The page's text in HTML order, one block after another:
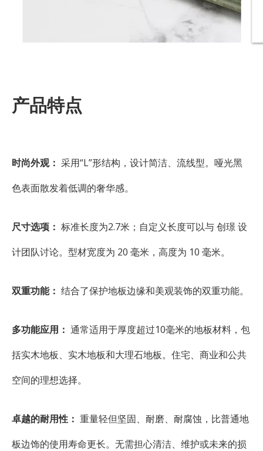
产品特点
时尚外观： 采用“L”形结构，设计简洁、流线型。哑光黑
色表面散发着低调的奢华感。
尺寸选项： 标准长度为2.7米；自定义长度可以与 创璟 设
计团队讨论。型材宽度为 20 毫米，高度为 10 毫米。
双重功能： 结合了保护地板边缘和美观装饰的双重功能。
多功能应用： 通常适用于厚度超过10毫米的地板材料，包
括实木地板、实木地板和大理石地板。住宅、商业和公共
空间的理想选择。
卓越的耐用性： 重量轻但坚固、耐磨、耐腐蚀，比普通地
板边饰的使用寿命更长。无需担心清洁、维护或未来的损